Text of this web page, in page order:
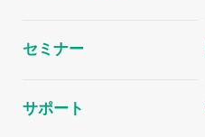
セミナー
サポート